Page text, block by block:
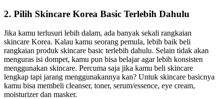
2. Pilih Skincare Korea Basic Terlebih Dahulu
Jika kamu terlusuri lebih dalam, ada banyak sekali rangkaian
skincare Korea. Kalau kamu seorang pemula, lebih baik beli
rangkaian produk skincare basic terlebih dahulu. Selain tidak akan
menguras isi dompet, kamu pun bisa belajar agar lebih konsisten
menggunakan skincare. Percuma saja jika kamu beli skincare
lengkap tapi jarang menggunakannya kan? Untuk skincare basicnya
kamu bisa membeli cleanser, toner, serum/essence, eye cream,
moisturizer dan masker.